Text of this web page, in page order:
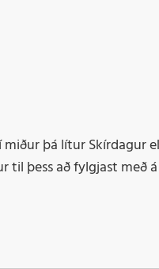
þá lítur
þess að fylgjast